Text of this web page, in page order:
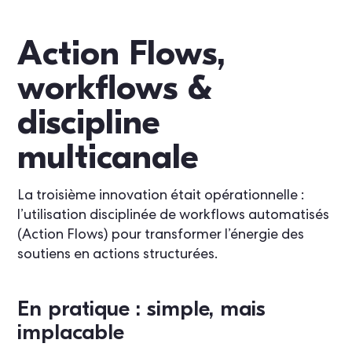
Action Flows,
workflows &
discipline
multicanale
La troisième innovation était opérationnelle :
l’utilisation disciplinée de workflows automatisés
(Action Flows) pour transformer l’énergie des
soutiens en actions structurées.
En pratique : simple, mais
implacable